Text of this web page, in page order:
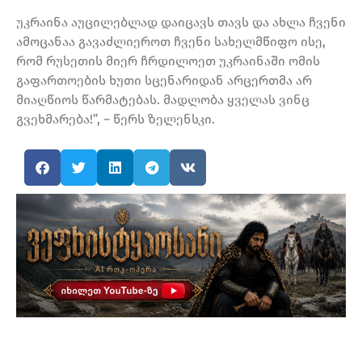
უკრაინა აუცილებლად დაიცავს თავს და ახლა ჩვენი
ამოცანაა გავაძლიეროთ ჩვენი სახელმწიფო ისე,
რომ რუსეთის მიერ ჩრდილოეთ უკრაინაში ომის
გაფართოების ხუთი სცენარიდან არცერთმა არ
მიაღწიოს წარმატებას. მადლობა ყველას ვინც
გვეხმარება!”, – წერს ზელენსკი.